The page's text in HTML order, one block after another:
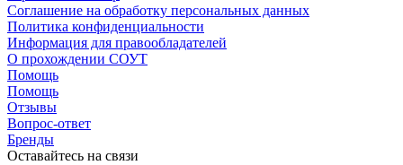
Соглашение на обработку персональных данных
Политика конфиденциальности
Информация для правообладателей
О прохождении СОУТ
Помощь
Помощь
Отзывы
Вопрос-ответ
Бренды
Оставайтесь на связи